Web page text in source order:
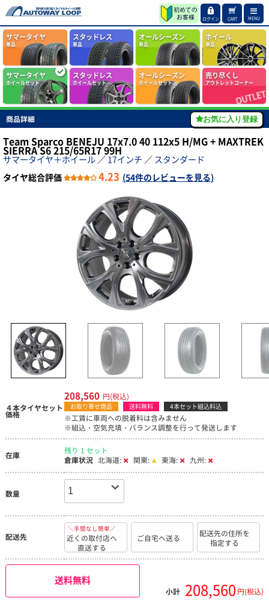
ログイン CART MENU
サマータイヤ
単品
スタッドレス
単品
オールシーズン
単品
ホイール
単品
サマータイヤ
ホイールセット
スタッドレス
ホイールセット
オールシーズン
ホイールセット
売り尽くし
アウトレットコーナー
商品詳細 お気に入り登録
Team Sparco BENEJU 17x7.0 40 112x5 H/MG + MAXTREK
SIERRA S6 215/65R17 99H
サマータイヤ＋ホイール ／ 17インチ ／ スタンダード
タイヤ総合評価
4.23 (54件のレビューを見る)
４本タイヤセット
価格
208,560 円(税込)
お取り寄せ商品 送料無料 4本セット組込料込
※工賃に車両への脱着料は含みません
※組込・空気充填・バランス調整を行って発送します
在庫
残り 1 セット
倉庫状況 北海道: 関東: 東海: 九州:
数量
配送先
＼手間なし簡単／
近くの取付店へ
直送する
ご自宅へ送る
配送先の住所を
指定する
送料無料
小計 208,560 円(税込)